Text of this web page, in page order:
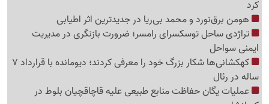
کرد
هومن برق‌نورد و محمد بی‌ریا در جدیدترین اثر اطیابی
تراژدی ساحل توسکسرای رامسر؛ ضرورت بازنگری در مدیریت
ایمنی سواحل
کهکشانی‌ها شکار بزرگ خود را معرفی کردند؛ دیومانده با قرارداد 7
ساله در رئال
عملیات یگان حفاظت منابع طبیعی علیه قاچاقچیان بلوط در